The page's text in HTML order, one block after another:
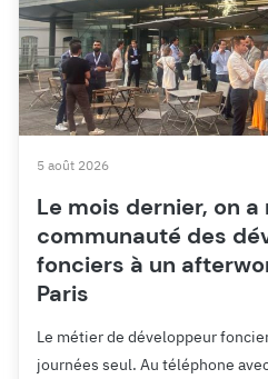
5 août 2026
Le mois dernier, on a
communauté des
fonciers à un
Paris
Le métier de développeur
journées seul. Au téléphone